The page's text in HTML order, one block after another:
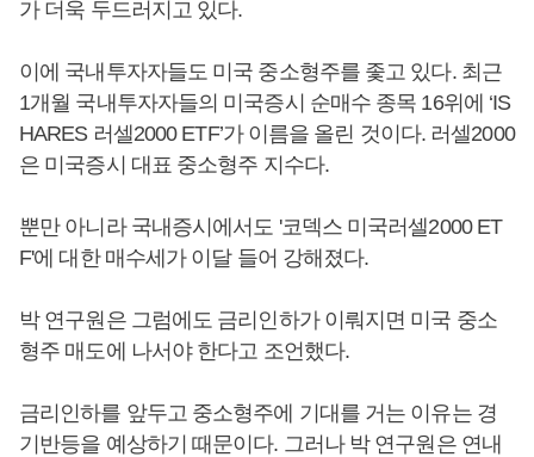
가 더욱 두드러지고 있다.
이에 국내투자자들도 미국 중소형주를 좇고 있다. 최근
1개월 국내투자자들의 미국증시 순매수 종목 16위에 ‘IS
HARES 러셀2000 ETF’가 이름을 올린 것이다. 러셀2000
은 미국증시 대표 중소형주 지수다.
뿐만 아니라 국내증시에서도 '코덱스 미국러셀2000 ET
F'에 대한 매수세가 이달 들어 강해졌다.
박 연구원은 그럼에도 금리인하가 이뤄지면 미국 중소
형주 매도에 나서야 한다고 조언했다.
금리인하를 앞두고 중소형주에 기대를 거는 이유는 경
기반등을 예상하기 때문이다. 그러나 박 연구원은 연내